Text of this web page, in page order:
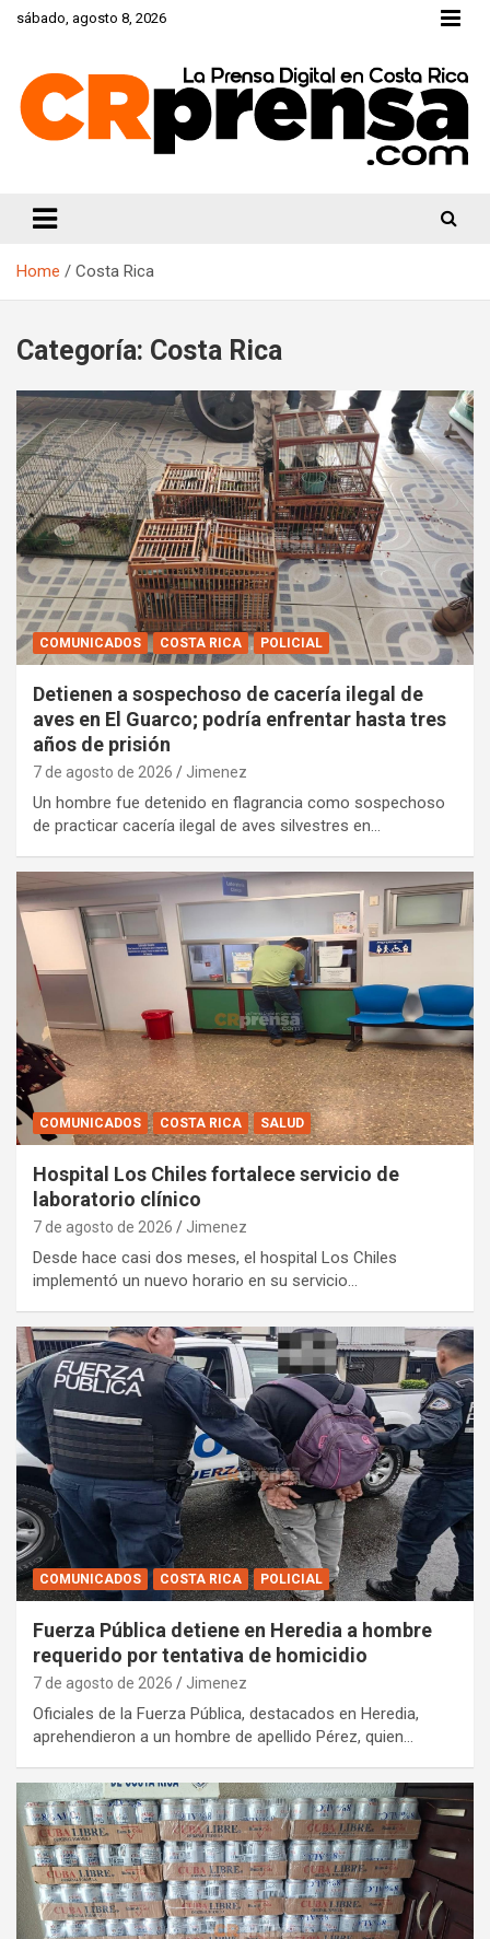
Skipsábado, agosto 8, 2026
Home Costa Rica
Categoría: Costa Rica
COMUNICADOS COSTA RICA POLICIAL
Detienen a sospechoso de cacería ilegal de
aves en El Guarco; podría enfrentar hasta tres
años de prisión
7 de agosto de 2026 Jimenez
Un hombre fue detenido en flagrancia como sospechoso
de practicar cacería ilegal de aves silvestres en…
COMUNICADOS COSTA RICA SALUD
Hospital Los Chiles fortalece servicio de
laboratorio clínico
7 de agosto de 2026 Jimenez
Desde hace casi dos meses, el hospital Los Chiles
implementó un nuevo horario en su servicio…
COMUNICADOS COSTA RICA POLICIAL
Fuerza Pública detiene en Heredia a hombre
requerido por tentativa de homicidio
7 de agosto de 2026 Jimenez
Oficiales de la Fuerza Pública, destacados en Heredia,
aprehendieron a un hombre de apellido Pérez, quien…